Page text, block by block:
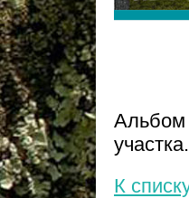
Альбом
участка.
К